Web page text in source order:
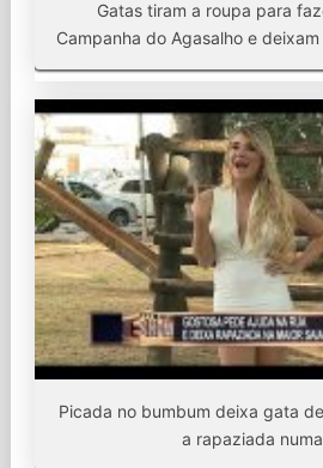
Gatas tiram a roupa para
Campanha do Agasalho e
Picada no bumbum deixa gata
a rapaziada